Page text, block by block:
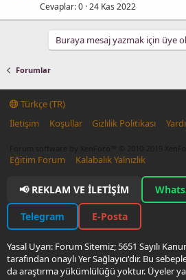
Cevaplar 0 24 Kas 2022
Buraya mesaj yazmak için üye
Forumlar
Türkçe (TR)
İletişim
Koşullar Gizlilik Politikası
Eğitim Forum Kalabalık Yalnızlık
📢 REKLAM VE İLETIŞIM
Telegram E-Posta
Yasal Uyarı: Forum Sitemiz; 5651 Sayılı
tarafından onaylı Yer Sağlayıcı'dır. Bu
da araştırma yükümlülüğü yoktur. Üyeler